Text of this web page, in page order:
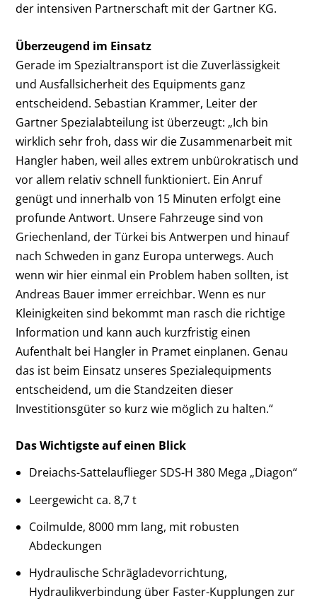
der intensiven Partnerschaft mit der Gartner KG.
Überzeugend im Einsatz
Gerade im Spezialtransport ist die Zuverlässigkeit
und Ausfallsicherheit des Equipments ganz
entscheidend. Sebastian Krammer, Leiter der
Gartner Spezialabteilung ist überzeugt: „Ich bin
wirklich sehr froh, dass wir die Zusammenarbeit mit
Hangler haben, weil alles extrem unbürokratisch und
vor allem relativ schnell funktioniert. Ein Anruf
genügt und innerhalb von 15 Minuten erfolgt eine
profunde Antwort. Unsere Fahrzeuge sind von
Griechenland, der Türkei bis Antwerpen und hinauf
nach Schweden in ganz Europa unterwegs. Auch
wenn wir hier einmal ein Problem haben sollten, ist
Andreas Bauer immer erreichbar. Wenn es nur
Kleinigkeiten sind bekommt man rasch die richtige
Information und kann auch kurzfristig einen
Aufenthalt bei Hangler in Pramet einplanen. Genau
das ist beim Einsatz unseres Spezialequipments
entscheidend, um die Standzeiten dieser
Investitionsgüter so kurz wie möglich zu halten.“
Das Wichtigste auf einen Blick
Dreiachs-Sattelauflieger SDS-H 380 Mega „Diagon“
Leergewicht ca. 8,7 t
Coilmulde, 8000 mm lang, mit robusten
Abdeckungen
Hydraulische Schrägladevorrichtung,
Hydraulikverbindung über Faster-Kupplungen zur